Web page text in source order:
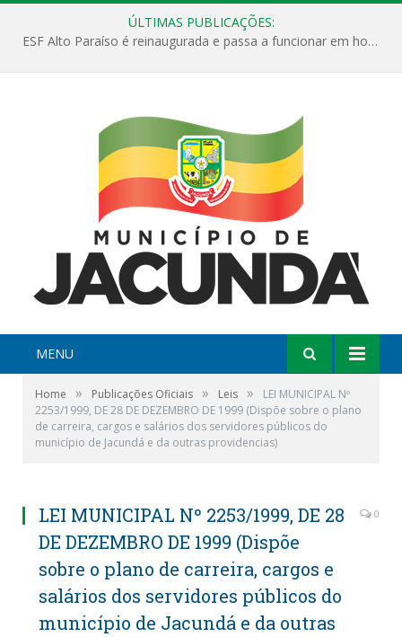
ÚLTIMAS PUBLICAÇÕES:
ESF Alto Paraíso é reinaugurada e passa a funcionar em horário estendido
MENU
Home » Publicações Oficiais » Leis »
LEI MUNICIPAL Nº
2253/1999, DE 28 DE DEZEMBRO DE 1999 (Dispõe sobre o plano
de carreira, cargos e salários dos servidores públicos do
município de Jacundá e da outras providencias)
LEI MUNICIPAL Nº 2253/1999, DE 28
DE DEZEMBRO DE 1999 (Dispõe
sobre o plano de carreira, cargos e
salários dos servidores públicos do
município de Jacundá e da outras
0